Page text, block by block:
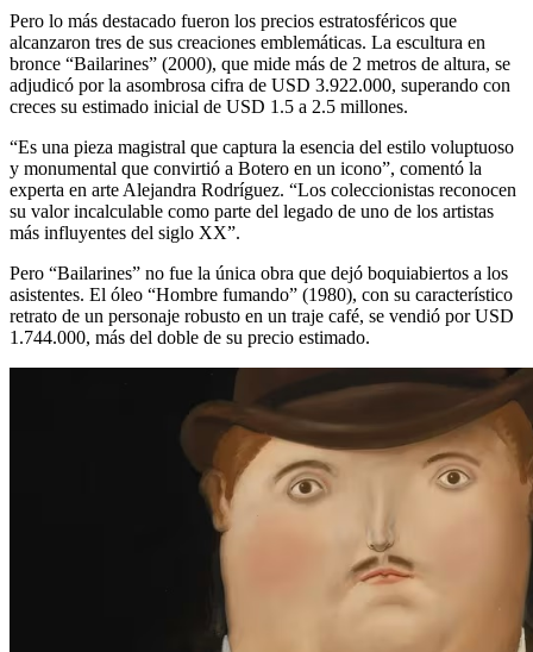
Pero lo más destacado fueron los precios estratosféricos que
alcanzaron tres de sus creaciones emblemáticas. La escultura en
bronce “Bailarines” (2000), que mide más de 2 metros de altura, se
adjudicó por la asombrosa cifra de USD 3.922.000, superando con
creces su estimado inicial de USD 1.5 a 2.5 millones.
“Es una pieza magistral que captura la esencia del estilo voluptuoso
y monumental que convirtió a Botero en un icono”, comentó la
experta en arte Alejandra Rodríguez. “Los coleccionistas reconocen
su valor incalculable como parte del legado de uno de los artistas
más influyentes del siglo XX”.
Pero “Bailarines” no fue la única obra que dejó boquiabiertos a los
asistentes. El óleo “Hombre fumando” (1980), con su característico
retrato de un personaje robusto en un traje café, se vendió por USD
1.744.000, más del doble de su precio estimado.